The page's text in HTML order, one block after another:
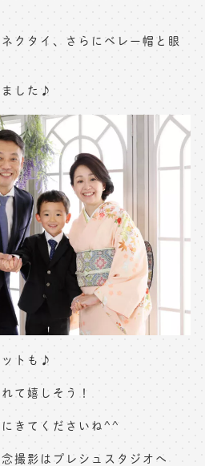
クタイ、さらにベレー帽と眼
した♪
トも♪
て嬉しそう！
きてくださいね^^
撮影はプレシュスタジオへ